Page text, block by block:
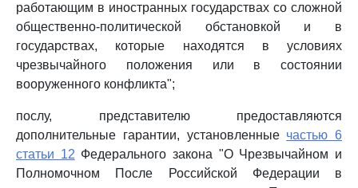
работающим в иностранных государствах со сложной
общественно-политической обстановкой и в
государствах, которые находятся в условиях
чрезвычайного положения или в состоянии
вооруженного конфликта";
послу, представителю предоставляются
дополнительные гарантии, установленные частью 6
статьи 12 Федерального закона "О Чрезвычайном и
Полномочном После Российской Федерации в